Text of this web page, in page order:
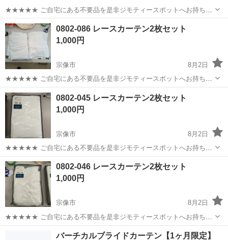
★★★★★ ご自宅にある不要品を是非ジモティースポットへお持ち込
みしませんか？ 家電、趣味・スポーツ・レジャー用品、こども用品、
衣料服飾品、生活雑貨、家具、本、CD・DVDなどが無料でまとめて持
ち込めます！ ※詳細はこ...
福岡 宗像市 スポット
0802-086 レースカーテン2枚セット
1,000円
宗像市
8月2日
★★★★★ ご自宅にある不要品を是非ジモティースポットへお持ち込
みしませんか？ 家電、趣味・スポーツ・レジャー用品、こども用品、
衣料服飾品、生活雑貨、家具、本、CD・DVDなどが無料でまとめて持
ち込めます！ ※詳細はこ...
福岡 宗像市 スポット
0802-045 レースカーテン2枚セット
1,000円
宗像市
8月2日
★★★★★ ご自宅にある不要品を是非ジモティースポットへお持ち込
みしませんか？ 家電、趣味・スポーツ・レジャー用品、こども用品、
衣料服飾品、生活雑貨、家具、本、CD・DVDなどが無料でまとめて持
ち込めます！ ※詳細はこ...
福岡 宗像市 スポット
0802-046 レースカーテン2枚セット
1,000円
宗像市
8月2日
★★★★★ ご自宅にある不要品を是非ジモティースポットへお持ち込
みしませんか？ 家電、趣味・スポーツ・レジャー用品、こども用品、
衣料服飾品、生活雑貨、家具、本、CD・DVDなどが無料でまとめて持
カーテン、ブラインド スポット
バーチカルブライドカーテン【1ヶ月限定】